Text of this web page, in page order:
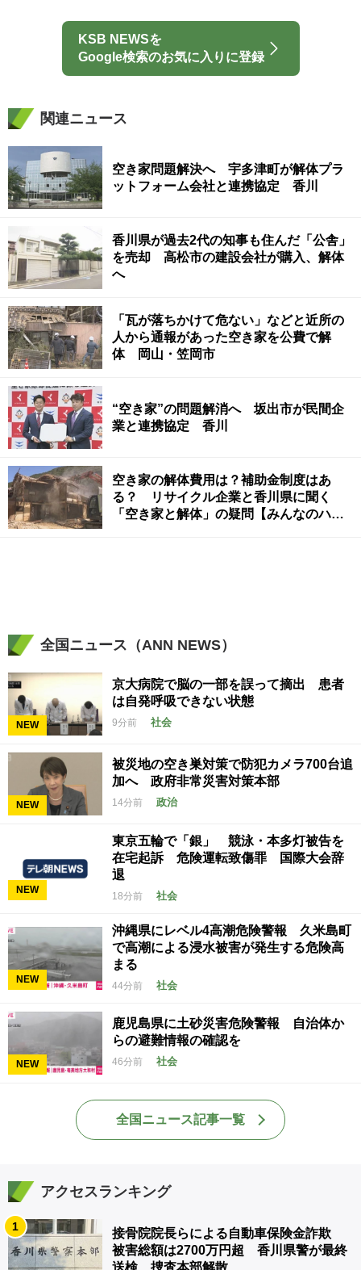
KSB NEWSを
Google検索のお気に入りに登録
関連ニュース
空き家問題解決へ 宇多津町が解体プラ
ットフォーム会社と連携協定 香川
香川県が過去2代の知事も住んだ「公舎」
を売却 高松市の建設会社が購入、解体
へ
「瓦が落ちかけて危ない」などと近所の
人から通報があった空き家を公費で解
体 岡山・笠岡市
“空き家”の問題解消へ 坂出市が民間企
業と連携協定 香川
空き家の解体費用は？補助金制度はあ
る？ リサイクル企業と香川県に聞く
「空き家と解体」の疑問【みんなのハテ
全国ニュース（ANN NEWS）
NEW
京大病院で脳の一部を誤って摘出 患者
は自発呼吸できない状態
9分前 社会
NEW
被災地の空き巣対策で防犯カメラ700台追
加へ 政府非常災害対策本部
14分前 政治
NEW
東京五輪で「銀」 競泳・本多灯被告を
在宅起訴 危険運転致傷罪 国際大会辞
退
18分前 社会
NEW
沖縄県にレベル4高潮危険警報 久米島町
で高潮による浸水被害が発生する危険高
まる
44分前 社会
NEW
鹿児島県に土砂災害危険警報 自治体か
らの避難情報の確認を
46分前 社会
全国ニュース記事一覧
アクセスランキング
1
接骨院院長らによる自動車保険金詐欺
被害総額は2700万円超 香川県警が最終
送検、捜査本部解散